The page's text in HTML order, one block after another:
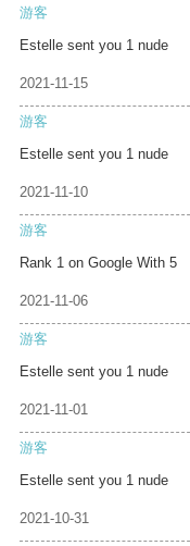
游客
Estelle sent you 1 nude
2021-11-15
游客
Estelle sent you 1 nude
2021-11-10
游客
Rank 1 on Google With 5
2021-11-06
游客
Estelle sent you 1 nude
2021-11-01
游客
Estelle sent you 1 nude
2021-10-31